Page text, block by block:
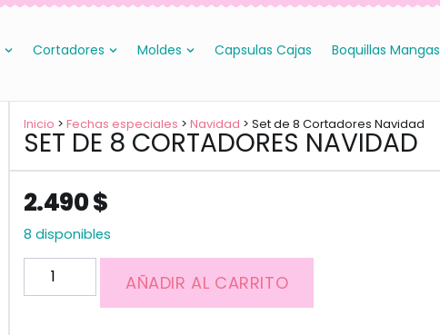
Cortadores Moldes Capsulas Cajas Boquillas Mangas
Inicio > Fechas especiales > Navidad > Set de 8 Cortadores Navidad
SET DE 8 CORTADORES NAVIDAD
2.490$
8 disponibles
AÑADIR AL CARRITO